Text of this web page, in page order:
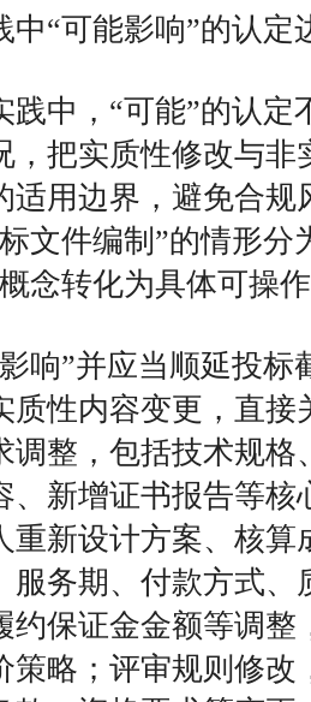
中“可能影响”的认定
践中，“可能”的认定
，把实质性修改与非
适用边界，避免合规
文件编制”的情形分
念转化为具体可操
响”并应当顺延投标
质性内容变更，直接
调整，包括技术规格
、新增证书报告等核
重新设计方案、核算
服务期、付款方式、
约保证金金额等调整
策略；评审规则修改